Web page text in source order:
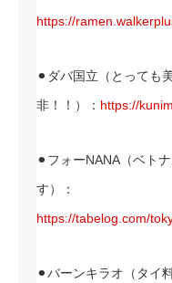
https://
⚫︎ダバ国立（とっても
非！！）： https://
⚫︎フォーNANA（ベト
す）：
https://tabelog.com/
⚫︎バーンキラオ（タイ